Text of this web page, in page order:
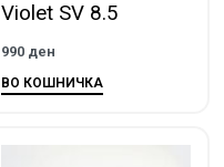
Violet SV 8.5
990 ден
ВО КОШНИЧКА